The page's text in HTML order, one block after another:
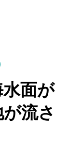
水面が
流さ